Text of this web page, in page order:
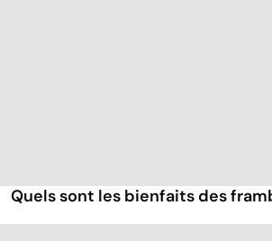
Quels sont les bienfaits des